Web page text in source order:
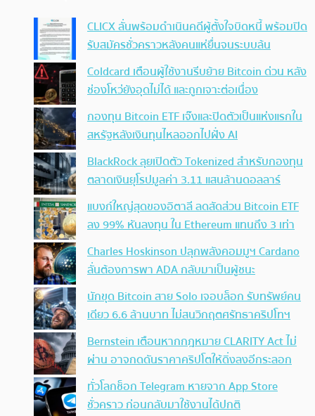
CLICX ลั่นพร้อมดำเนินคดีผู้ตั้งใจบิดหนี้ พร้อมปิด
รับสมัครชั่วคราวหลังคนแห่ยื่นจนระบบล้น
Coldcard เตือนผู้ใช้งานรีบย้าย Bitcoin ด่วน หลัง
ช่องโหว่ยังอุดไม่ได้ และถูกเจาะต่อเนื่อง
กองทุน Bitcoin ETF เจ๊งและปิดตัวเป็นแห่งแรกใน
สหรัฐหลังเงินทุนไหลออกไปฝั่ง AI
BlackRock ลุยเปิดตัว Tokenized สำหรับกองทุน
ตลาดเงินยุโรปมูลค่า 3.11 แสนล้านดอลลาร์
แบงก์ใหญ่สุดของอิตาลี ลดสัดส่วน Bitcoin ETF
ลง 99% หันลงทุน ใน Ethereum แทนถึง 3 เท่า
Charles Hoskinson ปลุกพลังคอมมูฯ Cardano
ลั่นต้องการพา ADA กลับมาเป็นผู้ชนะ
นักขุด Bitcoin สาย Solo เจอบล็อก รับทรัพย์คน
เดียว 6.6 ล้านบาท ไม่สนวิกฤตศรัทธาคริปโทฯ
Bernstein เตือนหากกฎหมาย CLARITY Act ไม่
ผ่าน อาจกดดันราคาคริปโตให้ดิ่งลงอีกระลอก
ทั่วโลกช็อก Telegram หายจาก App Store
ชั่วคราว ก่อนกลับมาใช้งานได้ปกติ